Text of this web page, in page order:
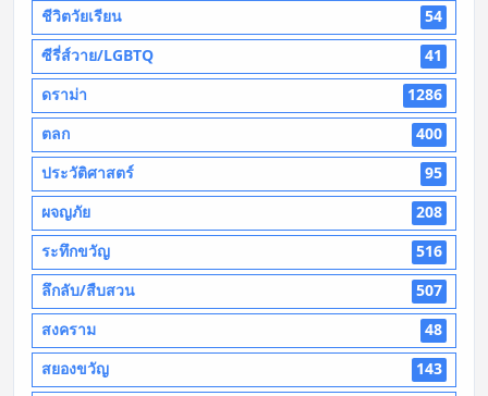
ชีวิตวัยเรียน
54
ซีรี่ส์วาย/LGBTQ
41
ดราม่า
1286
ตลก
400
ประวัติศาสตร์
95
ผจญภัย
208
ระทึกขวัญ
516
ลึกลับ/สืบสวน
507
สงคราม
48
สยองขวัญ
143